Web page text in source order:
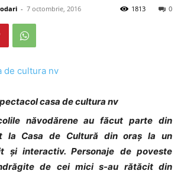
- 7 octombrie, 2016 0
1813
năvodărene au făcut parte din
la Casa de Cultură din oraș la un
și interactiv. Personaje de poveste
de cei mici s-au rătăcit din